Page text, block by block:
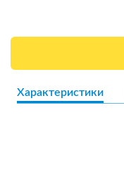
Характеристики